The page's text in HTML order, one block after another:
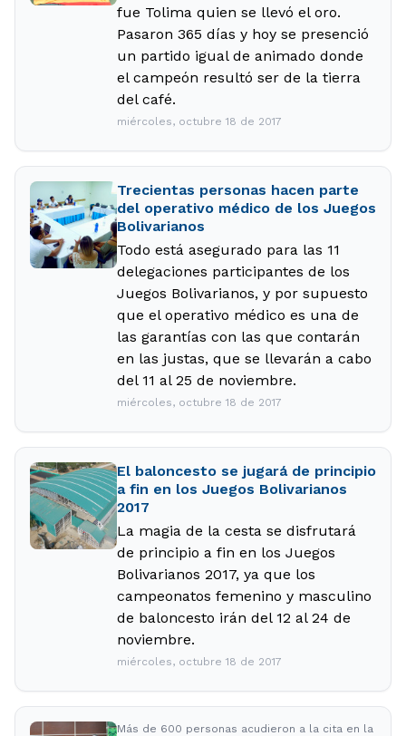
fue Tolima quien se llevó el oro.
Pasaron 365 días y hoy se presenció
un partido igual de animado donde
el campeón resultó ser de la tierra
del café.
miércoles, octubre 18 de 2017
Trecientas personas hacen parte
del operativo médico de los Juegos
Bolivarianos
Todo está asegurado para las 11
delegaciones participantes de los
Juegos Bolivarianos, y por supuesto
que el operativo médico es una de
las garantías con las que contarán
en las justas, que se llevarán a cabo
del 11 al 25 de noviembre.
miércoles, octubre 18 de 2017
El baloncesto se jugará de principio
a fin en los Juegos Bolivarianos
2017
La magia de la cesta se disfrutará
de principio a fin en los Juegos
Bolivarianos 2017, ya que los
campeonatos femenino y masculino
de baloncesto irán del 12 al 24 de
noviembre.
miércoles, octubre 18 de 2017
Más de 600 personas acudieron a la cita en la